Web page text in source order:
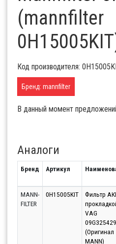
(mannfilter
Код производителя:
Бренд: mannfilter
В данный момент
Аналоги
Бренд Артикул
MANN-
FILTER
0H15005KIT
Фильтр
VAG
(Оригинал
MANN)